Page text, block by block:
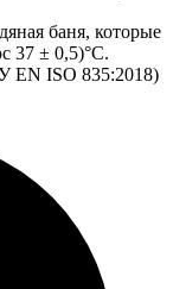
баня, которые
37 ± 0,5)°С.
EN ISO 835:2018)